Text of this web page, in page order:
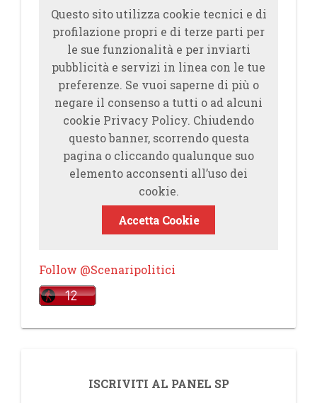
Questo sito utilizza cookie tecnici e di
profilazione propri e di terze parti per
le sue funzionalità e per inviarti
pubblicità e servizi in linea con le tue
preferenze. Se vuoi saperne di più o
negare il consenso a tutti o ad alcuni
cookie Privacy Policy. Chiudendo
questo banner, scorrendo questa
pagina o cliccando qualunque suo
elemento acconsenti all’uso dei
cookie.
Accetta Cookie
Follow @Scenaripolitici
ISCRIVITI AL PANEL SP